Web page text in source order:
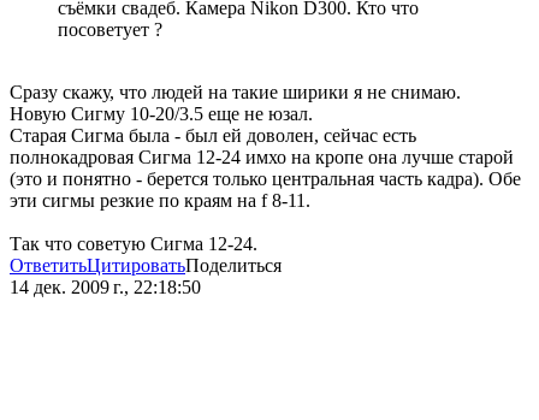
съёмки свадеб. Камера Nikon D300. Кто что
посоветует ?
Сразу скажу, что людей на такие ширики я не снимаю.
Новую Сигму 10-20/3.5 еще не юзал.
Старая Сигма была - был ей доволен, сейчас есть
полнокадровая Сигма 12-24 имхо на кропе она лучше старой
(это и понятно - берется только центральная часть кадра). Обе
эти сигмы резкие по краям на f 8-11.
Так что советую Сигма 12-24.
ОтветитьЦитироватьПоделиться
14 дек. 2009 г., 22:18:50